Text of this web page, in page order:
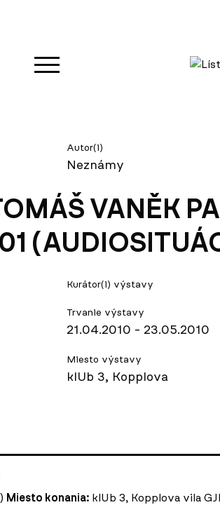
Autor(i)
Neznámy
VANĚK
Kurátor(i) výstavy
Trvanie výstavy
21.04.2010 - 23.05.2010
Miesto výstavy
klUb 3, Kopplova
Miesto konania: klUb 3, Kopplova vila